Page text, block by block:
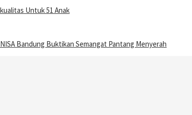
Untuk 51 Anak
Bandung Buktikan Semangat Pantang Menyerah